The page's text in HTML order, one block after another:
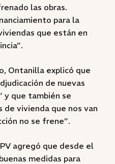
las obras.
para la
que están en
Ontanilla explicó que
de nuevas
y que también se
de vivienda que nos van
no se frene”.
agregó que desde el
medidas para